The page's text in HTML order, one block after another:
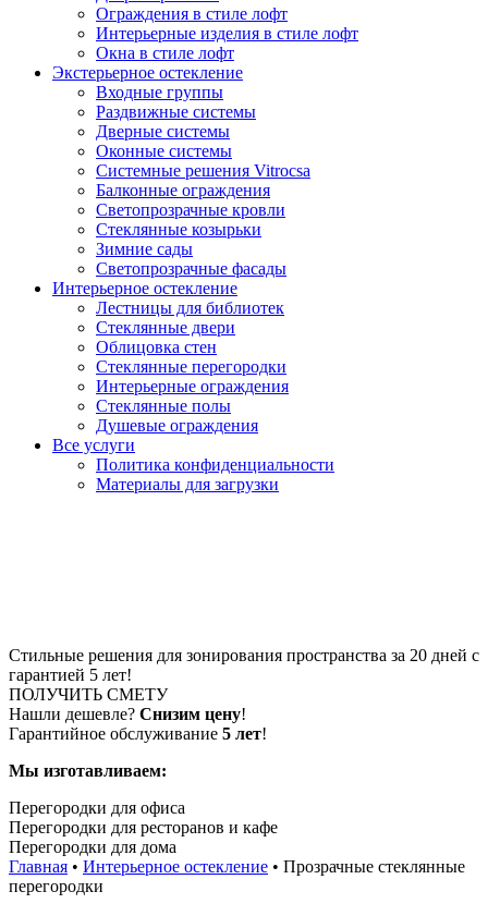
Ограждения в стиле лофт
Интерьерные изделия в стиле лофт
Окна в стиле лофт
Экстерьерное остекление
Входные группы
Раздвижные системы
Дверные системы
Оконные системы
Системные решения Vitrocsa
Балконные ограждения
Светопрозрачные кровли
Стеклянные козырьки
Зимние сады
Светопрозрачные фасады
Интерьерное остекление
Лестницы для библиотек
Стеклянные двери
Облицовка стен
Стеклянные перегородки
Интерьерные ограждения
Стеклянные полы
Душевые ограждения
Все услуги
Политика конфиденциальности
Материалы для загрузки
Стильные решения для зонирования пространства за 20 дней с
гарантией 5 лет!
ПОЛУЧИТЬ СМЕТУ
Нашли дешевле? Снизим цену!
Гарантийное обслуживание 5 лет!
Мы изготавливаем:
Перегородки для офиса
Перегородки для ресторанов и кафе
Перегородки для дома
Главная • Интерьерное остекление • Прозрачные стеклянные
перегородки